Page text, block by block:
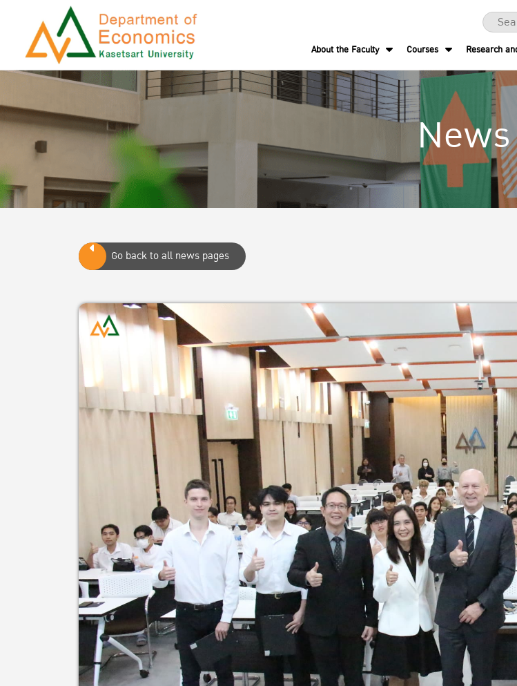
About the Faculty Courses Research
News
Go back to all news pages